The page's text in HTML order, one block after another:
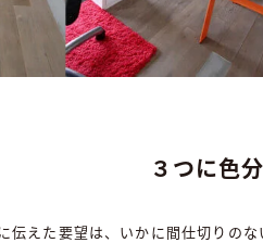
３つに色
伝えた要望は、いかに間仕切りの